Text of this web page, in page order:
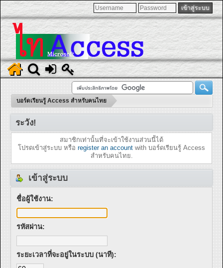
บอร์ดเรียนรู้ Access สำหรับคนไทย
ระวัง!
สมาชิกเท่านั้นที่จะเข้าใช้งานส่วนนี้ได้
โปรดเข้าสู่ระบบ หรือ register an account with บอร์ดเรียนรู้ Access
สำหรับคนไทย.
เข้าสู่ระบบ
ชื่อผู้ใช้งาน:
รหัสผ่าน:
ระยะเวลาที่จะอยู่ในระบบ (นาที):